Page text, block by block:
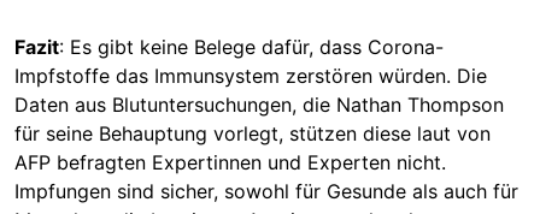
Fazit: Es gibt keine Belege dafür, dass Corona-
Impfstoffe das Immunsystem zerstören würden. Die
Daten aus Blutuntersuchungen, die Nathan Thompson
für seine Behauptung vorlegt, stützen diese laut von
AFP befragten Expertinnen und Experten nicht.
Impfungen sind sicher, sowohl für Gesunde als auch für